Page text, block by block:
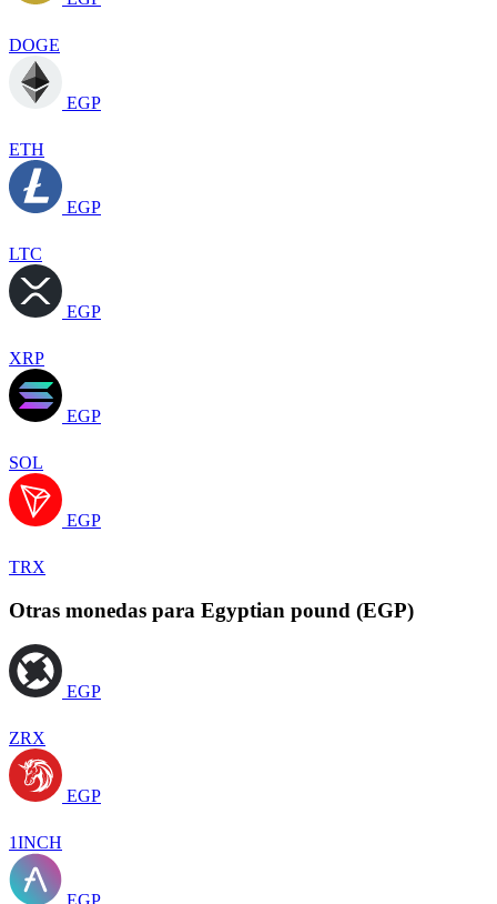
DOGE
EGP
ETH
EGP
LTC
EGP
XRP
EGP
SOL
EGP
TRX
Otras monedas para Egyptian pound (EGP)
EGP
ZRX
EGP
1INCH
EGP